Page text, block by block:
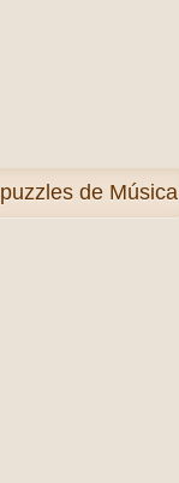
puzzles de Música